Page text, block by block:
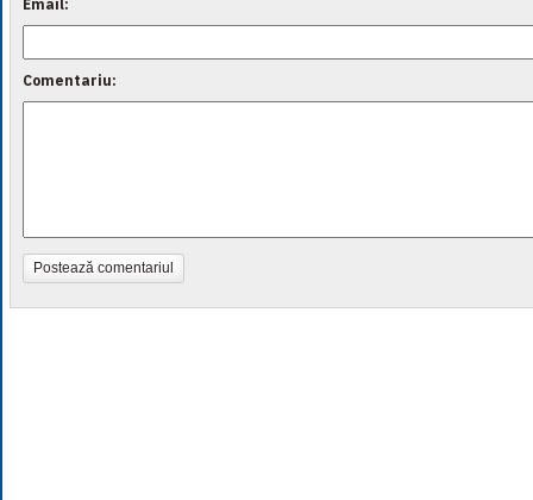
Email:
Comentariu:
Postează comentariul